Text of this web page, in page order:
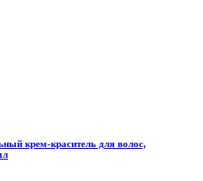
крем-краситель для волос,